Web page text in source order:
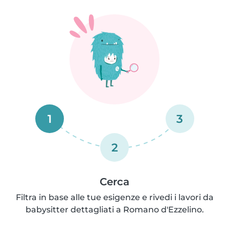
1
2
3
Cerca
Filtra in base alle tue esigenze e rivedi i lavori da
babysitter dettagliati a Romano d'Ezzelino.